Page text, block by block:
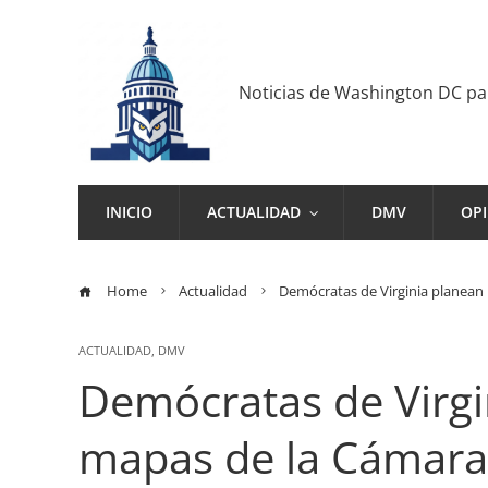
Noticias de Washington DC
INICIO ACTUALIDAD DMV
Home Actualidad Demócratas de Virginia
ACTUALIDAD, DMV
Demócratas de
mapas de la